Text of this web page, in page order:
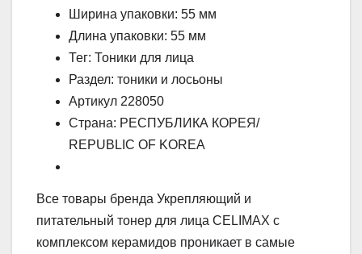
Ширина упаковки: 55 мм
Длина упаковки: 55 мм
Тег: Тоники для лица
Раздел: тоники и лосьоны
Артикул 228050
Страна: РЕСПУБЛИКА КОРЕЯ/
REPUBLIC OF KOREA
Все товары бренда Укрепляющий и
питательный тонер для лица CELIMAX с
комплексом керамидов проникает в самые